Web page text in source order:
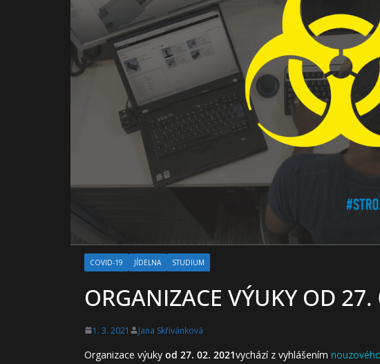
COVID-19 JÍDELNA STUDIUM
ORGANIZACE VÝUKY OD
1. 3. 2021 Jana Skřivánková
Organizace výuky od 27. 02. 2021vychází z vyhlášením